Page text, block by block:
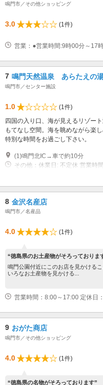
鳴門市／その他ショッピング
3.0 (1件)
営業：●営業時間:9時00分～17
7 鳴門天然温泉 あらたえの
鳴門市／センター施設
1.0
(1件)
四国の入り口、海が見えるリゾー
もてなし空間。海を眺めながら楽
特別な時間をお過ごし下さい。
(1)鳴門北IC→車で約10分
その他：休業日: 不定休 営業時
8 金沢名産店
鳴門市／名産品
4.0 (1件)
“徳島県のお土産物がそろっておりま
鳴門公園付近にこのお店を見かける
いろなお土産物を見かける...
営業時間：8:00～17:00 定休日
9 おがた商店
鳴門市／その他ショッピング
4.0 (1件)
“徳島県の名物がそろっております”